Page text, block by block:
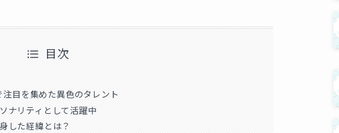
目次
目を集めた異色のタレント
ナリティとして活躍中
した経緯とは？